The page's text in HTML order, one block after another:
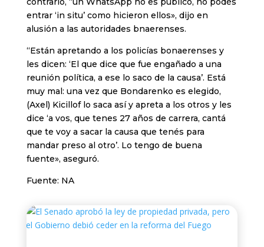
entrar ‘in situ’ como hicieron ellos», dijo en
alusión a las autoridades bnaerenses.
“Están apretando a los policías bonaerenses y
les dicen: ‘El que dice que fue engañado a una
reunión política, a ese lo saco de la causa’. Está
muy mal: una vez que Bondarenko es elegido,
(Axel) Kicillof lo saca así y apreta a los otros y les
dice ‘a vos, que tenes 27 años de carrera, cantá
que te voy a sacar la causa que tenés para
mandar preso al otro’. Lo tengo de buena
fuente», aseguró.
Fuente: NA